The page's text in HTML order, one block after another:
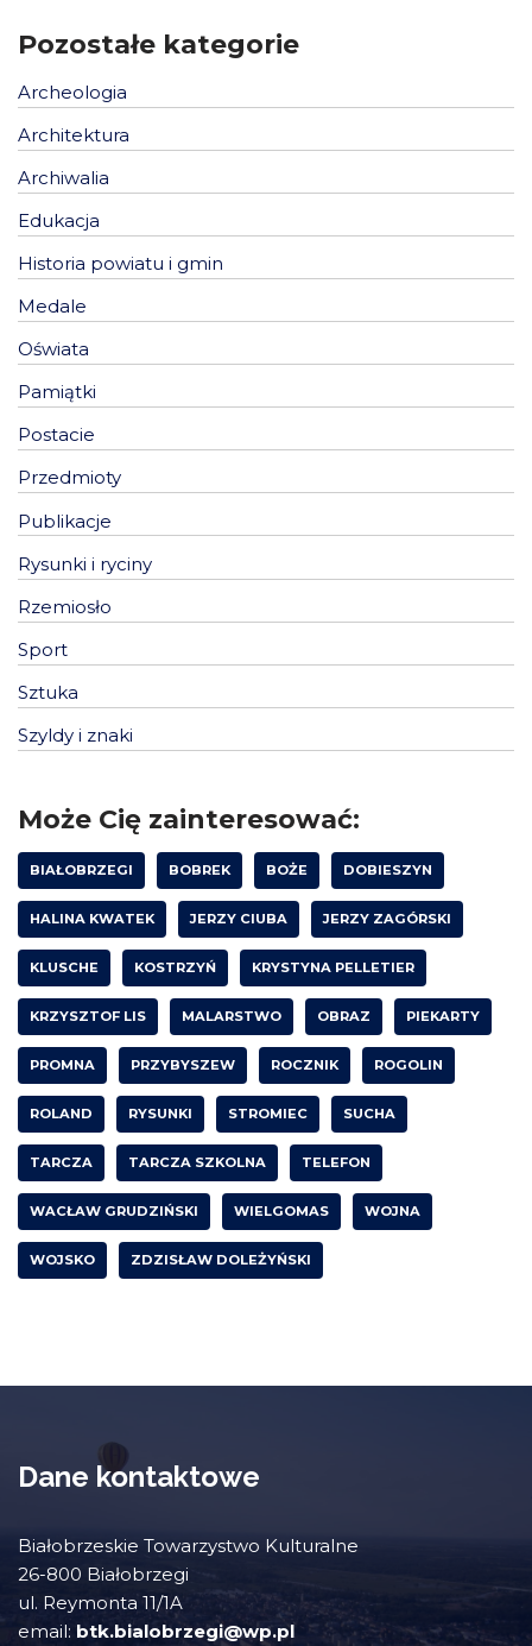
Pozostałe kategorie
Archeologia
Architektura
Archiwalia
Edukacja
Historia powiatu i gmin
Medale
Oświata
Pamiątki
Postacie
Przedmioty
Publikacje
Rysunki i ryciny
Rzemiosło
Sport
Sztuka
Szyldy i znaki
Może Cię zainteresować:
BIAŁOBRZEGI BOBREK BOŻE DOBIESZYN
HALINA KWATEK JERZY CIUBA JERZY ZAGÓRSKI
KLUSCHE KOSTRZYŃ KRYSTYNA PELLETIER
KRZYSZTOF LIS MALARSTWO OBRAZ PIEKARTY
PROMNA PRZYBYSZEW ROCZNIK ROGOLIN
ROLAND RYSUNKI STROMIEC SUCHA
TARCZA TARCZA SZKOLNA TELEFON
WACŁAW GRUDZIŃSKI WIELGOMAS WOJNA
WOJSKO ZDZISŁAW DOLEŻYŃSKI
Dane kontaktowe
Białobrzeskie Towarzystwo Kulturalne
26-800 Białobrzegi
ul. Reymonta 11/1A
email: btk.bialobrzegi@wp.pl